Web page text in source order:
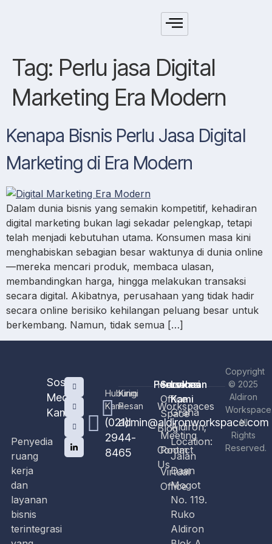
Tag: Perlu jasa Digital
Marketing Era Modern
Kenapa Bisnis Perlu Jasa Digital
Marketing di Era Modern
Dalam dunia bisnis yang semakin kompetitif, kehadiran
digital marketing bukan lagi sekadar pelengkap, tetapi
telah menjadi kebutuhan utama. Konsumen masa kini
menghabiskan sebagian besar waktunya di dunia online
—mereka mencari produk, membaca ulasan,
membandingkan harga, hingga melakukan transaksi
secara digital. Akibatnya, perusahaan yang tidak hadir
secara online berisiko kehilangan peluang besar untuk
berkembang. Namun, tidak semua […]
Sosial
Media
Kami
Hubungi
Kami
(021)
2944-
8465
Kirim
Pesan
admin@aldironworkspace.com
Perusahaan
Home
Workspaces
Blog
Contact
Us
Services
Office
Space
Meeting
Room
Virtual
Office
Lokasi
Kami
Graha
Aldiron;
Location:
Jalan
Daan
Mogot
No. 119.
Ruko
Aldiron
Penyedia
ruang
kerja
dan
layanan
bisnis
terintegrasi
Copyright
© 2025
Aldiron
All
Rights
Reserved.